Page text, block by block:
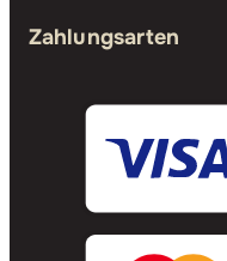
Zahlungsarten